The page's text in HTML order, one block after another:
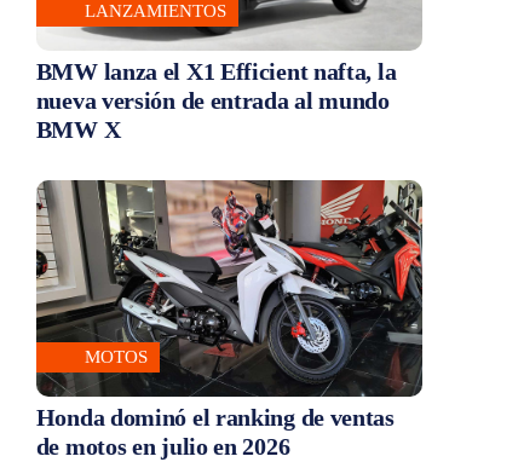
LANZAMIENTOS
BMW lanza el X1 Efficient nafta, la
nueva versión de entrada al mundo
BMW X
MOTOS
Honda dominó el ranking de ventas
de motos en julio en 2026